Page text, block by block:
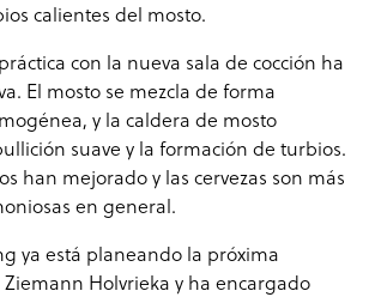
calientes del mosto.
con la nueva sala de cocción ha
El mosto se mezcla de forma
y la caldera de mosto
suave y la formación de turbios.
han mejorado y las cervezas son más
en general.
ya está planeando la próxima
Holvrieka y ha encargado